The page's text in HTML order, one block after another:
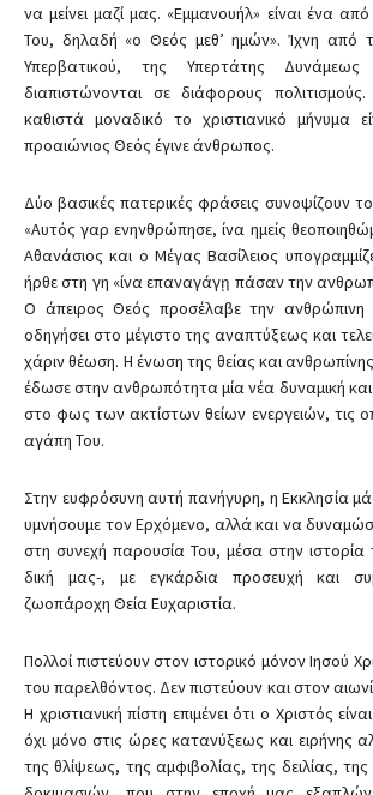
να μείνει μαζί μας. «Εμμανουήλ» είναι ένα
Του, δηλαδή «ο Θεός μεθ’ ημών». Ίχνη από
Υπερβατικού, της Υπερτάτης
διαπιστώνονται σε διάφορους
καθιστά μοναδικό το χριστιανικό μήνυμα
προαιώνιος Θεός έγινε άνθρωπος.
Δύο βασικές πατερικές φράσεις συνοψίζουν
«Αυτός γαρ ενηνθρώπησε, ίνα ημείς
Αθανάσιος και ο Μέγας Βασίλειος
ήρθε στη γη «ίνα επαναγάγῃ πάσαν την
Ο άπειρος Θεός προσέλαβε την
οδηγήσει στο μέγιστο της αναπτύξεως και
χάριν θέωση. Η ένωση της θείας και
έδωσε στην ανθρωπότητα μία νέα δυναμική
στο φως των ακτίστων θείων ενεργειών, τις
αγάπη Του.
Στην ευφρόσυνη αυτή πανήγυρη, η Εκκλησία
υμνήσουμε τον Ερχόμενο, αλλά και να
στη συνεχή παρουσία Του, μέσα στην ιστορία
δική μας-, με εγκάρδια προσευχή και
ζωοπάροχη Θεία Ευχαριστία.
Πολλοί πιστεύουν στον ιστορικό μόνον Ιησού
του παρελθόντος. Δεν πιστεύουν και στον
Η χριστιανική πίστη επιμένει ότι ο Χριστός
όχι μόνο στις ώρες κατανύξεως και ειρήνης
της θλίψεως, της αμφιβολίας, της δειλίας,